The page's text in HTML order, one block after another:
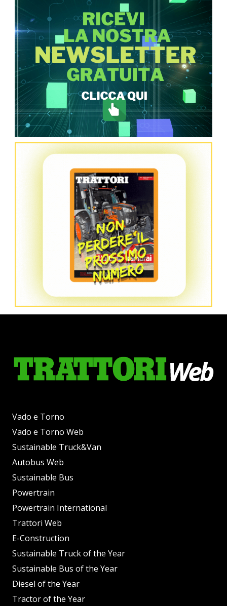
Vado e Torno
Vado e Torno Web
Sustainable Truck&Van
Autobus Web
Sustainable Bus
Powertrain
Powertrain International
Trattori Web
E-Construction
Sustainable Truck of the Year
Sustainable Bus of the Year
Diesel of the Year
Tractor of the Year